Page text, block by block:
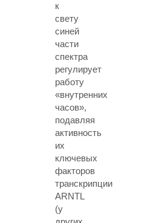
к
свету
синей
части
спектра
регулирует
работу
«внутренних
часов»,
подавляя
активность
их
ключевых
факторов
транскрипции
ARNTL
(у